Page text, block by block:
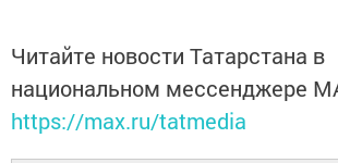
Читайте новости Татарстана в
национальном мессенджере
https://max.ru/tatmedia